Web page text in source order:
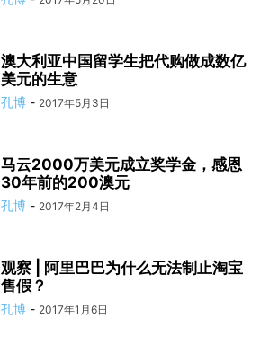
澳大利亚中国留学生把代购做成数亿
美元的生意
孔博 - 2017年5月3日
马云2000万美元成立奖学金，感恩
30年前的200澳元
孔博 - 2017年2月4日
观察 | 阿里巴巴为什么无法制止淘宝
售假？
孔博 - 2017年1月6日